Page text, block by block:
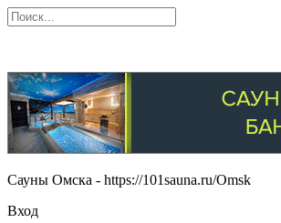
Сауны Омска - https://101sauna.ru/Omsk
Вход